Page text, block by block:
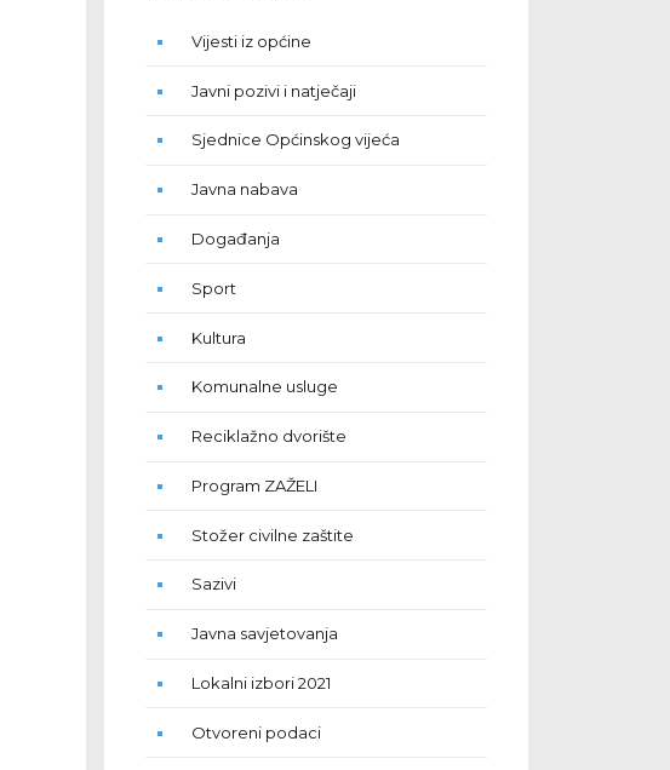
Vijesti iz općine
Javni pozivi i natječaji
Sjednice Općinskog vijeća
Javna nabava
Događanja
Sport
Kultura
Komunalne usluge
Reciklažno dvorište
Program ZAŽELI
Stožer civilne zaštite
Sazivi
Javna savjetovanja
Lokalni izbori 2021
Otvoreni podaci